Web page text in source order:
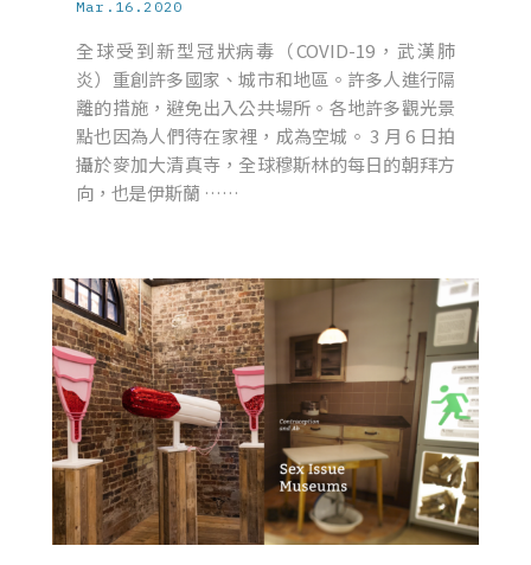
Mar.16.2020
全球受到新型冠狀病毒（COVID-19，武漢肺
炎）重創許多國家、城市和地區。許多人進行隔
離的措施，避免出入公共場所。各地許多觀光景
點也因為人們待在家裡，成為空城。 3 月 6 日拍
攝於麥加大清真寺，全球穆斯林的每日的朝拜方
向，也是伊斯蘭 ……